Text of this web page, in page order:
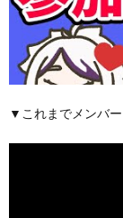
▼これまでメンバ